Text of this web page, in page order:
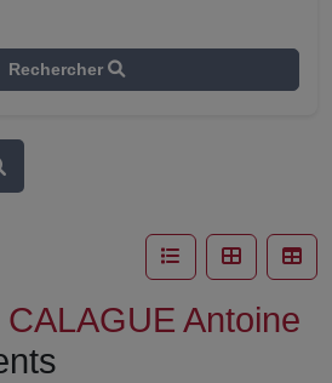
Rechercher
CALAGUE Antoine